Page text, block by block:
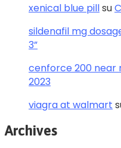
xenical blue pillsu
sildenafil mg
3”
cenforce 200 near
2023
viagra at walmart
Archives